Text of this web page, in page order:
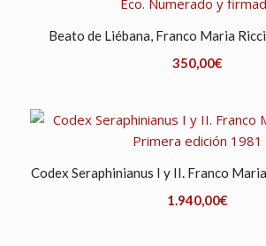
Beato de Liébana, Franco Maria
350,00€
Codex Seraphinianus I y II. Franco
1.940,00€